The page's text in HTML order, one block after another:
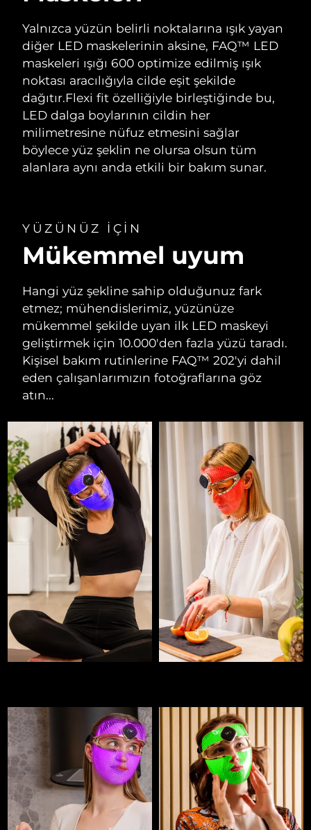
Yalnızca yüzün belirli noktalarına ışık yayan
diğer LED maskelerinin aksine, FAQ™ LED
maskeleri ışığı 600 optimize edilmiş ışık
noktası aracılığıyla cilde eşit şekilde
dağıtır.Flexi fit özelliğiyle birleştiğinde bu,
LED dalga boylarının cildin her
milimetresine nüfuz etmesini sağlar
böylece yüz şeklin ne olursa olsun tüm
alanlara aynı anda etkili bir bakım sunar.
YÜZÜNÜZ IÇIN
Mükemmel uyum
Hangi yüz şekline sahip olduğunuz fark
etmez; mühendislerimiz, yüzünüze
mükemmel şekilde uyan ilk LED maskeyi
geliştirmek için 10.000'den fazla yüzü taradı.
Kişisel bakım rutinlerine FAQ™ 202'yi dahil
eden çalışanlarımızın fotoğraflarına göz
atın...